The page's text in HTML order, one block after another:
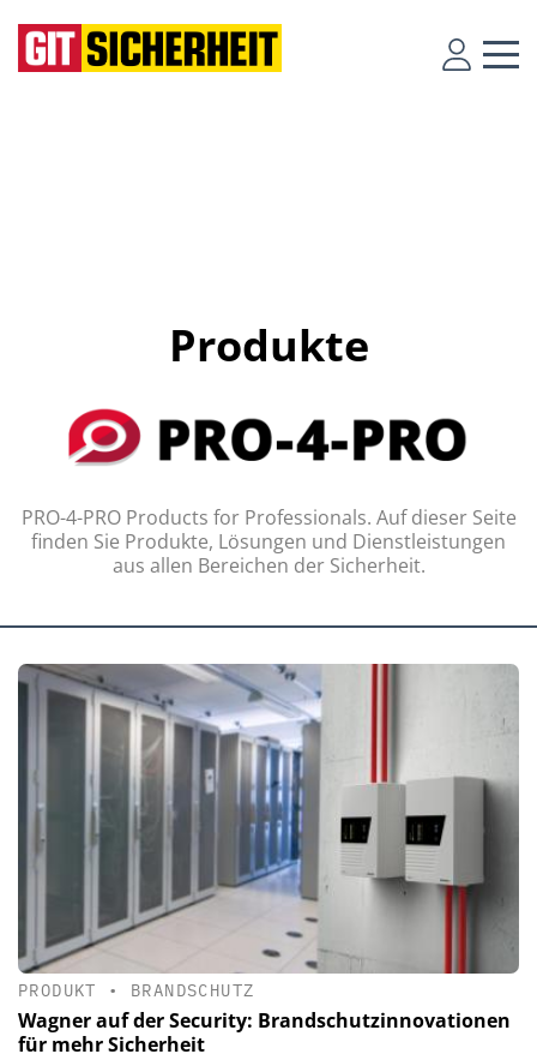
Produkte
PRO-4-PRO Products for Professionals. Auf dieser Seite
finden Sie Produkte, Lösungen und Dienstleistungen
aus allen Bereichen der Sicherheit.
PRODUKT • BRANDSCHUTZ
Wagner auf der Security: Brandschutzinnovationen
für mehr Sicherheit